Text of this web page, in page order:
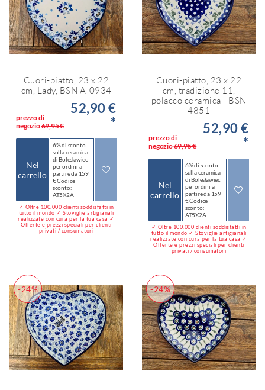
Cuori-piatto, 23 x 22
cm, Lady, BSN A-0934
prezzo di
negozio69,95 €
52,90 €
*
Nel
carrello
6% di sconto
sulla ceramica
di Bolesławiec
per ordini a
partire da 159
€ Codice
sconto:
AT5X2A
✓ Oltre 100.000 clienti soddisfatti in
tutto il mondo ✓ Stoviglie artigianali
realizzate con cura per la tua casa ✓
Offerte e prezzi speciali per clienti
privati / consumatori
Cuori-piatto, 23 x 22
cm, tradizione 11,
polacco ceramica - BSN
4851
prezzo di
negozio69,95 €
52,90 €
*
Nel
carrello
6% di sconto
sulla ceramica
di Bolesławiec
per ordini a
partire da 159
€ Codice
sconto:
AT5X2A
✓ Oltre 100.000 clienti soddisfatti in
tutto il mondo ✓ Stoviglie artigianali
realizzate con cura per la tua casa ✓
Offerte e prezzi speciali per clienti
privati / consumatori
-24% -24%